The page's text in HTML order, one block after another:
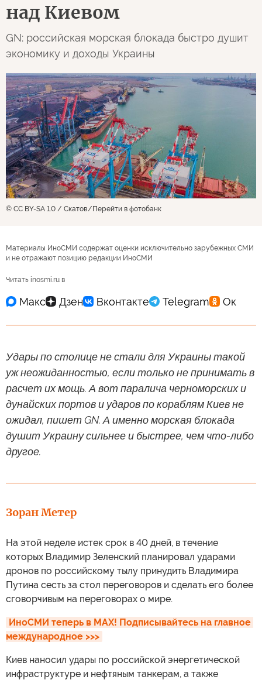
над Киевом
GN: российская морская блокада быстро душит
экономику и доходы Украины
© CC BY-SA 1.0 / Скатов Перейти в фотобанк
Материалы ИноСМИ содержат оценки исключительно зарубежных СМИ
и не отражают позицию редакции ИноСМИ
Читать inosmi.ru в
Удары по столице не стали для Украины такой
уж неожиданностью, если только не принимать в
расчет их мощь. А вот паралича черноморских и
дунайских портов и ударов по кораблям Киев не
ожидал, пишет GN. А именно морская блокада
душит Украину сильнее и быстрее, чем что-либо
другое.
Зоран Метер
На этой неделе истек срок в 40 дней, в течение
которых Владимир Зеленский планировал ударами
дронов по российскому тылу принудить Владимира
Путина сесть за стол переговоров и сделать его более
сговорчивым на переговорах о мире.
ИноСМИ теперь в MAX! Подписывайтесь на главное
международное >>>
Киев наносил удары по российской энергетической
инфраструктуре и нефтяным танкерам, а также